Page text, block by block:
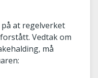
at regelverket
Vedtak om
må